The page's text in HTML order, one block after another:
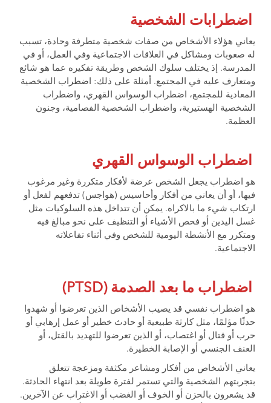
اضطرابات الشخصية
يعاني هؤلاء الأشخاص من صفات شخصية متطرفة وحادة، تسبب
له صعوبات ومشاكل في العلاقات الاجتماعية وفي العمل، أو في
المدرسة. إذ يختلف سلوك الشخص وطريقة تفكيره عما هو شائع
ومتعارف عليه في المجتمع. أمثلة على ذلك: اضطراب الشخصية
المعادية للمجتمع، اضطراب الوسواس القهري، واضطراب
الشخصية الهستيرية، واضطراب الشخصية الفصامية، وجنون
العظمة.
اضطراب الوسواس القهري
هو اضطراب يجعل الشخص عرضة لأفكار متكررة وغير مرغوب
فيها، أو أن يعاني من أفكار وأحاسيس (هواجس) تدفعهم لفعل أو
ارتكاب شيء ما بالاكراه. يمكن أن تتداخل هذه السلوكيات مثل
غسل اليدين أو فحص الأشياء أو التنظيف على نحو مبالغ فيه
ومتكرر مع الأنشطة اليومية للشخص وفي أثناء تفاعلاته
الاجتماعية.
اضطراب ما بعد الصدمة (PTSD)
هو اضطراب نفسي قد يصيب الأشخاص الذين تعرضوا أو شهدوا
حدثًا مؤلمًا، مثل كارثة طبيعية أو حادث خطير أو عمل إرهابي أو
حرب أو قتال أو اغتصاب، أو الذين تعرضوا للتهديد بالقتل، أو
العنف الجنسي أو الإصابة الخطيرة.
يعاني الأشخاص من أفكار ومشاعر مكثفة ومزعجة تتعلق
بتجربتهم الشخصية والتي تستمر لفترة طويلة بعد انتهاء الحادثة.
قد يشعرون بالحزن أو الخوف أو الغضب أو الاغتراب عن الآخرين.